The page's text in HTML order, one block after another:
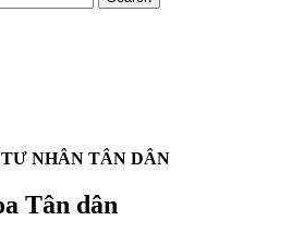
NHÂN TÂN DÂN
Tân dân